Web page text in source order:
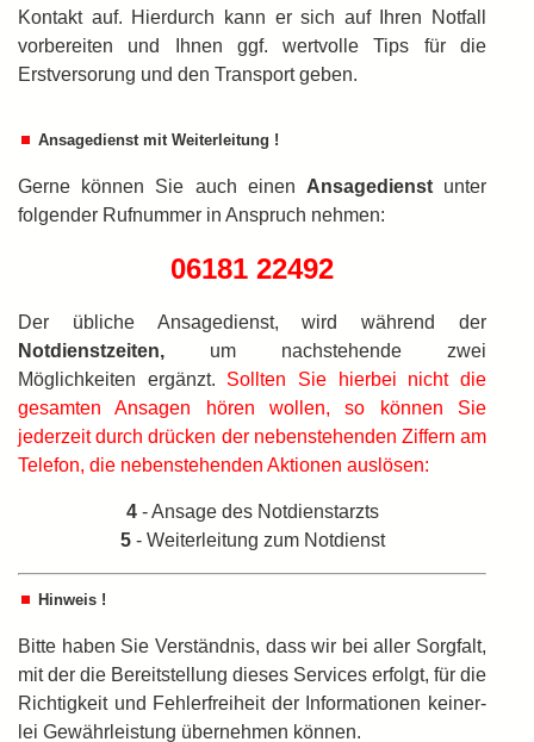
Kontakt auf. Hierdurch kann er sich auf Ihren Notfall
vorbereiten und Ihnen ggf. wertvolle Tips für die
Erstversorung und den Transport geben.
Ansagedienst mit Weiterleitung !
Gerne können Sie auch einen An­sa­ge­dienstunter
folgender Rufnummer in An­spruch nehmen:
06181 22492
Der übliche Ansagedienst, wird während der
Notdienstzeiten, um nachstehende zwei
Möglichkeiten ergänzt. Sollten Sie hierbei nicht die
gesamten Ansagen hören wollen, so können Sie
jederzeit durch drücken der nebenstehenden Ziffern am
Telefon, die nebenstehenden Aktionen auslösen:
4- Ansage des Notdienstarzts
5- Weiterleitung zum Notdienst
Hinweis !
Bitte haben Sie Verständnis, dass wir bei aller Sorgfalt,
mit der die Bereitstellung dieses Services erfolgt, für die
Richtigkeit und Fehlerfreiheit der Informationen keiner­
lei Gewährleistung übernehmen können.